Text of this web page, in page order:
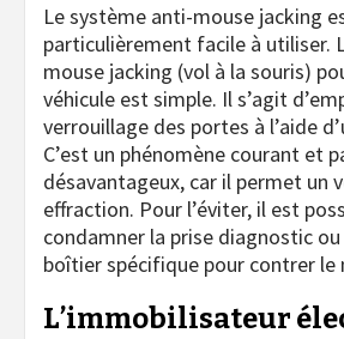
Le système anti-mouse jacking
particulièrement facile à utiliser.
mouse jacking (vol à la souris)
véhicule est simple. Il s’agit
verrouillage des portes à l’aide
C’est un phénomène courant et
désavantageux, car il permet un
effraction. Pour l’éviter, il est
condamner la prise diagnostic
boîtier spécifique pour contrer le
L’immobilisateur